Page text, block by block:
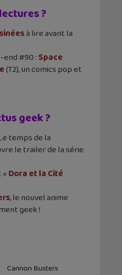
?
à lire avant la
end #90 :Space
(T2), un comics pop et
geek ?
temps de la
le trailer de la série
«Dora et la Cité
, le nouvel anime
geek !
Cannon Busters